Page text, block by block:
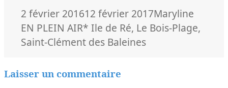
Publié
le
2 février 201612 février 2017Auteur
Maryline
EN PLEIN AIRMots-
clés
* Ile de Ré, Le Bois-Plage,
Saint-Clément des Baleines
Laisser un commentaire